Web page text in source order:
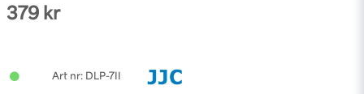
379 kr
DLP-7II